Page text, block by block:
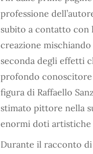
professione
subito a contatto con
creazione
seconda degli effetti
profondo conoscitore
figura di Raffaello
stimato pittore nella
enormi doti artistiche
Durante il racconto